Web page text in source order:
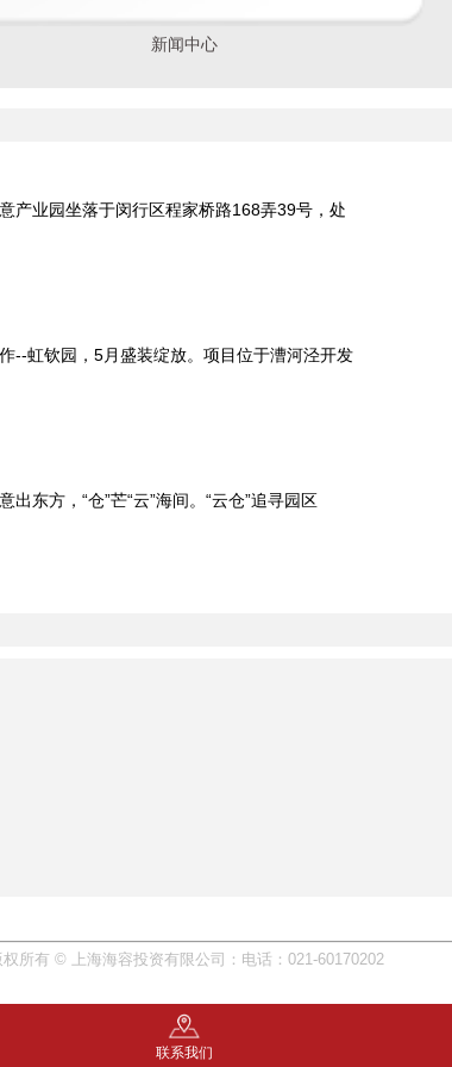
新闻中心
产业园坐落于闵行区程家桥路168弄39号，处
--虹钦园，5月盛装绽放。项目位于漕河泾开发
出东方，“仓”芒“云”海间。“云仓”追寻园区
权所有 © 上海海容投资有限公司：电话：021-60170202
联系我们